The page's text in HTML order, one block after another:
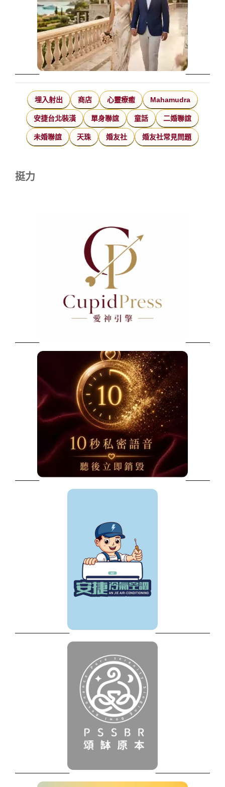
埋入射出 商店 心靈療癒 Mahamudra
安捷台北裝潢 單身聯誼 童話 二婚聯誼
未婚聯誼 天珠 婚友社 婚友社常見問題
挺力